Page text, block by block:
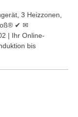
3 Heizzonen,
✔ ✉
| Ihr Online-
bis